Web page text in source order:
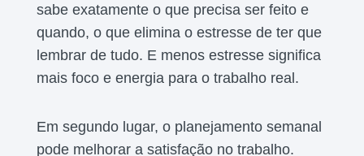
sabe exatamente o que precisa ser feito e
quando, o que elimina o estresse de ter que
lembrar de tudo. E menos estresse significa
mais foco e energia para o trabalho real.
Em segundo lugar, o planejamento semanal
pode melhorar a satisfação no trabalho.